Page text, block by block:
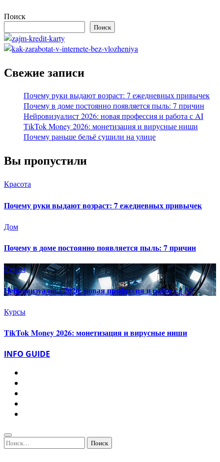
Поиск
Поиск
Свежие записи
Почему руки выдают возраст: 7 ежедневных привычек
Почему в доме постоянно появляется пыль: 7 причин
Нейровизуалист 2026: новая профессия и работа с AI
TikTok Money 2026: монетизация и вирусные ниши
Почему раньше бельё сушили на улице
Вы пропустили
Красота
Почему руки выдают возраст: 7 ежедневных привычек
Дом
Почему в доме постоянно появляется пыль: 7 причин
Курсы
Нейровизуалист 2026: новая профессия и работа с AI
Курсы
TikTok Money 2026: монетизация и вирусные ниши
INFO GUIDE
Найти: